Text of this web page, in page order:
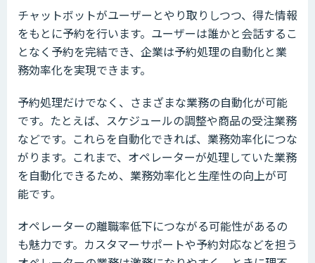
チャットボットがユーザーとやり取りしつつ、得た情報
をもとに予約を行います。ユーザーは誰かと会話するこ
となく予約を完結でき、企業は予約処理の自動化と業
務効率化を実現できます。
予約処理だけでなく、さまざまな業務の自動化が可能
です。たとえば、スケジュールの調整や商品の受注業務
などです。これらを自動化できれば、業務効率化につな
がります。これまで、オペレーターが処理していた業務
を自動化できるため、業務効率化と生産性の向上が可
能です。
オペレーターの離職率低下につながる可能性があるの
も魅力です。カスタマーサポートや予約対応などを担う